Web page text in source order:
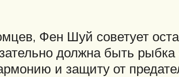
Фен Шуй советует
должна быть рыбка
и защиту от